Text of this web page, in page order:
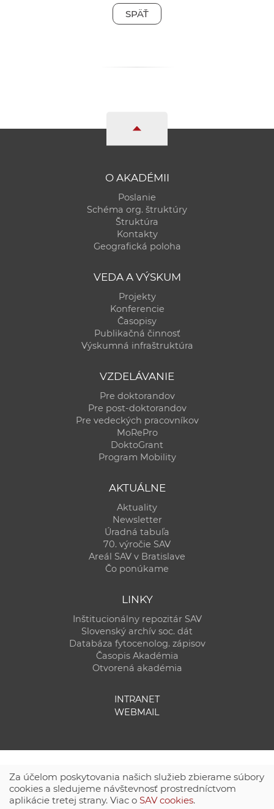
SPÄŤ
O AKADÉMII
Poslanie
Schéma org. štruktúry
Štruktúra
Kontakty
Geografická poloha
VEDA A VÝSKUM
Projekty
Konferencie
Časopisy
Publikačná činnosť
Výskumná infraštruktúra
VZDELÁVANIE
Pre doktorandov
Pre post-doktorandov
Pre vedeckých pracovníkov
MoRePro
DoktoGrant
Program Mobility
AKTUÁLNE
Aktuality
Newsletter
Úradná tabuľa
70. výročie SAV
Areál SAV v Bratislave
Čo ponúkame
LINKY
Inštitucionálny repozitár SAV
Slovenský archív soc. dát
Databáza fytocenolog. zápisov
Časopis Akadémia
Otvorená akadémia
INTRANET
WEBMAIL
Za účelom poskytovania našich služieb zbierame súbory
cookies a sledujeme návštevnosť prostredníctvom
aplikácie tretej strany. Viac o SAV cookies.